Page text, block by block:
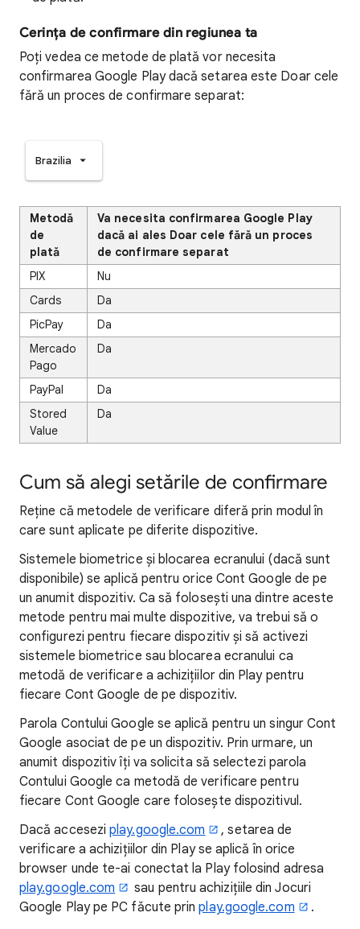
Cerința de confirmare din regiunea ta
Poți vedea ce metode de plată vor necesita
confirmarea Google Play dacă setarea este Doar cele
fără un proces de confirmare separat:
Brazilia
Metodă
de
plată
Va necesita confirmarea Google Play
dacă ai ales Doar cele fără un proces
de confirmare separat
PIX
Nu
Cards
Da
PicPay
Da
Mercado
Pago
Da
PayPal
Da
Stored
Value
Da
Cum să alegi setările de confirmare
Reține că metodele de verificare diferă prin modul în
care sunt aplicate pe diferite dispozitive.
Sistemele biometrice și blocarea ecranului (dacă sunt
disponibile) se aplică pentru orice Cont Google de pe
un anumit dispozitiv. Ca să folosești una dintre aceste
metode pentru mai multe dispozitive, va trebui să o
configurezi pentru fiecare dispozitiv și să activezi
sistemele biometrice sau blocarea ecranului ca
metodă de verificare a achizițiilor din Play pentru
fiecare Cont Google de pe dispozitiv.
Parola Contului Google se aplică pentru un singur Cont
Google asociat de pe un dispozitiv. Prin urmare, un
anumit dispozitiv îți va solicita să selectezi parola
Contului Google ca metodă de verificare pentru
fiecare Cont Google care folosește dispozitivul.
Dacă acceseziplay.google.com
, setarea de
verificare a achizițiilor din Play se aplică în orice
browser unde te-ai conectat la Play folosind adresa
play.google.com
sau pentru achizițiile din Jocuri
Google Play pe PC făcute prinplay.google.com
.